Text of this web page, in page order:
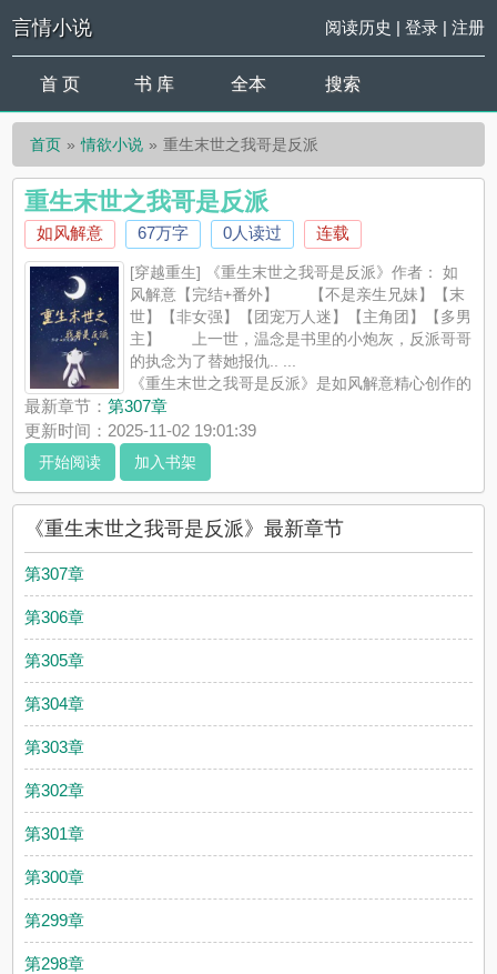
言情小说 阅读历史 | 登录| 注册
首 页 书 库 全本 搜索
首页 情欲小说 重生末世之我哥是反派
重生末世之我哥是反派
如风解意 67万字 0人读过 连载
[穿越重生] 《重生末世之我哥是反派》作者： 如
风解意【完结+番外】 【不是亲生兄妹】【末
世】【非女强】【团宠万人迷】【主角团】【多男
主】 上一世，温念是书里的小炮灰，反派哥哥
的执念为了替她报仇.. ...
《重生末世之我哥是反派》是如风解意精心创作的
情欲小说，言情小说实时更新重生末世之我哥是反派最新章节并
且提供无弹窗阅读，书友所发表的重生末世之我哥是反派评论，
并不代表言情小说赞同或者支持重生末世之我哥是反派读者的观
点。
最新章节：第307章
更新时间：2025-11-02 19:01:39
开始阅读 加入书架
《重生末世之我哥是反派》最新章节
第307章
第306章
第305章
第304章
第303章
第302章
第301章
第300章
第299章
第298章